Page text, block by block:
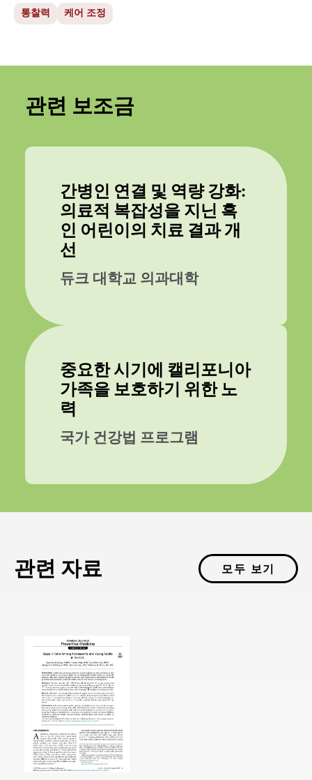
통찰력 케어 조정
관련 보조금
간병인 연결 및 역량 강화:
의료적 복잡성을 지닌 흑
인 어린이의 치료 결과 개
선
듀크 대학교 의과대학
중요한 시기에 캘리포니아
가족을 보호하기 위한 노
력
국가 건강법 프로그램
관련 자료 모두 보기